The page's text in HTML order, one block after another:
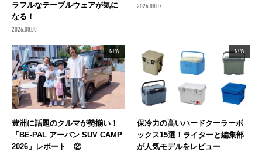
ラフルなテーブルウェアが気に
なる！
2026.08.08
2026.08.07
NEW
豊洲に話題のクルマが勢揃い！
「BE-PAL アーバン SUV CAMP
2026」レポート ②
NEW
保冷力の高いハードクーラーボ
ックス15選！ライターと編集部
が人気モデルをレビュー